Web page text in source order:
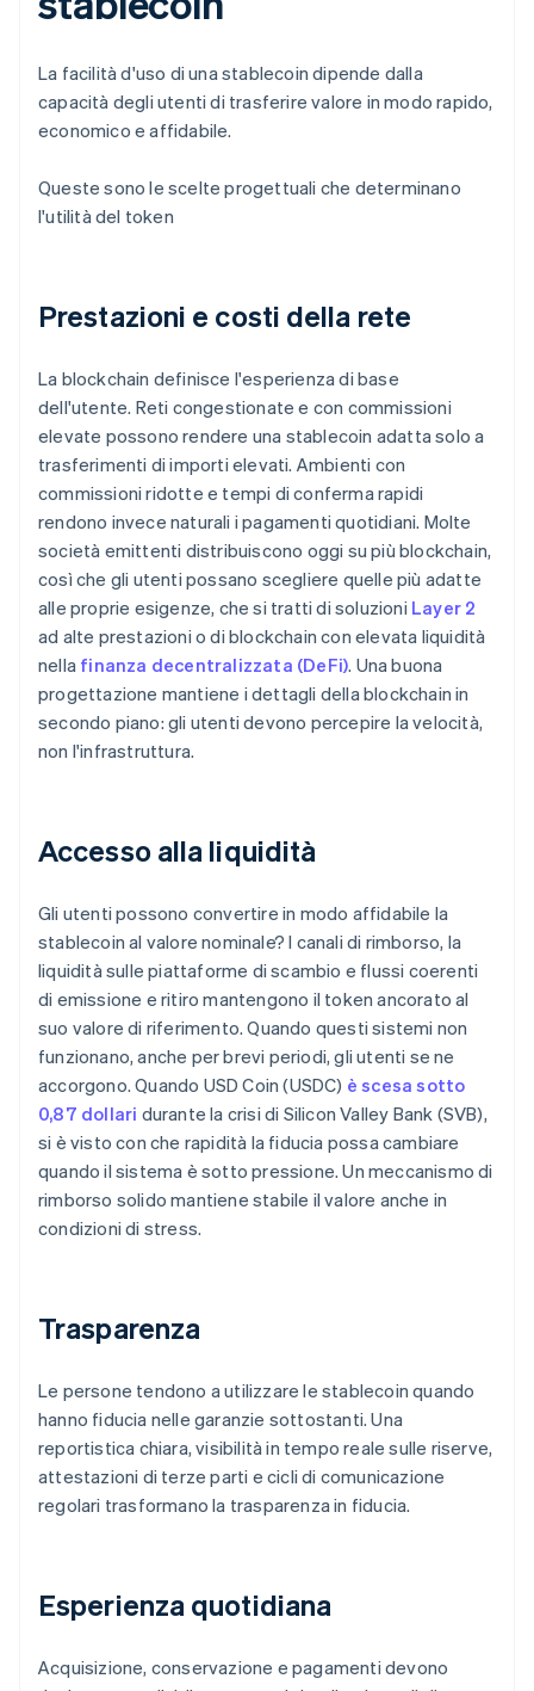
La facilità d'uso di una stablecoin dipende dalla
capacità degli utenti di trasferire valore in modo rapido,
economico e affidabile.
Queste sono le scelte progettuali che determinano
l'utilità del token
Prestazioni e costi della rete
La blockchain definisce l'esperienza di base
dell'utente. Reti congestionate e con commissioni
elevate possono rendere una stablecoin adatta solo a
trasferimenti di importi elevati. Ambienti con
commissioni ridotte e tempi di conferma rapidi
rendono invece naturali i pagamenti quotidiani. Molte
società emittenti distribuiscono oggi su più blockchain,
così che gli utenti possano scegliere quelle più adatte
alle proprie esigenze, che si tratti di soluzioni Layer 2
ad alte prestazioni o di blockchain con elevata liquidità
nella finanza decentralizzata (DeFi). Una buona
progettazione mantiene i dettagli della blockchain in
secondo piano: gli utenti devono percepire la velocità,
non l'infrastruttura.
Accesso alla liquidità
Gli utenti possono convertire in modo affidabile la
stablecoin al valore nominale? I canali di rimborso, la
liquidità sulle piattaforme di scambio e flussi coerenti
di emissione e ritiro mantengono il token ancorato al
suo valore di riferimento. Quando questi sistemi non
funzionano, anche per brevi periodi, gli utenti se ne
accorgono. Quando USD Coin (USDC) è scesa sotto
0,87 dollari durante la crisi di Silicon Valley Bank (SVB),
si è visto con che rapidità la fiducia possa cambiare
quando il sistema è sotto pressione. Un meccanismo di
rimborso solido mantiene stabile il valore anche in
condizioni di stress.
Trasparenza
Le persone tendono a utilizzare le stablecoin quando
hanno fiducia nelle garanzie sottostanti. Una
reportistica chiara, visibilità in tempo reale sulle riserve,
attestazioni di terze parti e cicli di comunicazione
regolari trasformano la trasparenza in fiducia.
Esperienza quotidiana
Acquisizione, conservazione e pagamenti devono